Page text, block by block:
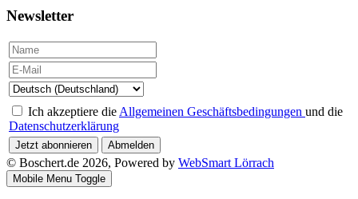
Newsletter
Ich akzeptiere die Allgemeinen Geschäftsbedingungen und die
Datenschutzerklärung
Jetzt abonnieren Abmelden
© Boschert.de 2026, Powered by WebSmart Lörrach
Mobile Menu Toggle